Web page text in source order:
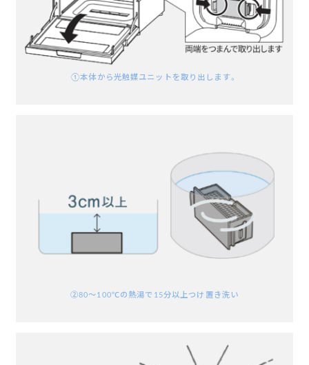
①本体から光触媒ユニットを 取り出します。
➁80～100℃の 熱湯で 15分以上 つけ置き洗い